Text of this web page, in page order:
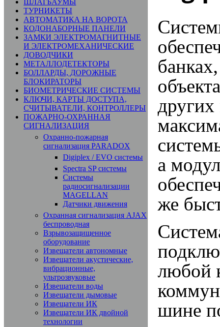
ШЛАГБАУМЫ
ТУРНИКЕТЫ
АВТОМАТИКА НА ВОРОТА
КОДОНАБОРНЫЕ ПАНЕЛИ
ЗАМКИ ЭЛЕКТРОМАГНИТНЫЕ
И ЭЛЕКТРОМЕХАНИЧЕСКИЕ
ДОВОДЧИКИ
МЕТАЛЛОДЕТЕКТОРЫ
БОЛЛАРДЫ, ДОРОЖНЫЕ
БЛОКИРАТОРЫ
БИОМЕТРИЧЕСКИЕ СИСТЕМЫ
КЛЮЧИ, КАРТЫ ДОСТУПА,
СЧИТЫВАТЕЛИ, КОНТРОЛЛЕРЫ
ПОЖАРНО-ОХРАННАЯ
СИГНАЛИЗАЦИЯ
Охранно-пожарная
сигнализация PARADOX
Digiplex / EVO системы
Spectra SP системы
Системы
радиосигнализации
MAGELLAN
Датчики движения
Охранная сигнализация AJAX
беспроводная
Взрывозащищенное
оборудование
Извещатели автономные
Извещатели акустические,
вибрационные,
ультрозвуковые
Извещатели воды
Извещатели дымовые
Извещатели ИК
Извещатели ИК двойной
технологии
других
а
же
любой
шине